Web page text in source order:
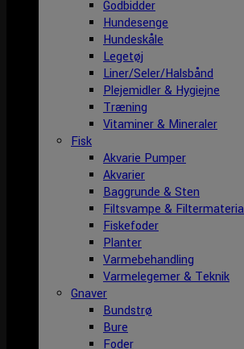
Godbidder
Hundesenge
Hundeskåle
Legetøj
Liner/Seler/Halsbånd
Plejemidler & Hygiejne
Træning
Vitaminer & Mineraler
Fisk
Akvarie Pumper
Akvarier
Baggrunde & Sten
Filtsvampe &
Fiskefoder
Planter
Varmebehandling
Varmelegemer & Teknik
Gnaver
Bundstrø
Bure
Foder